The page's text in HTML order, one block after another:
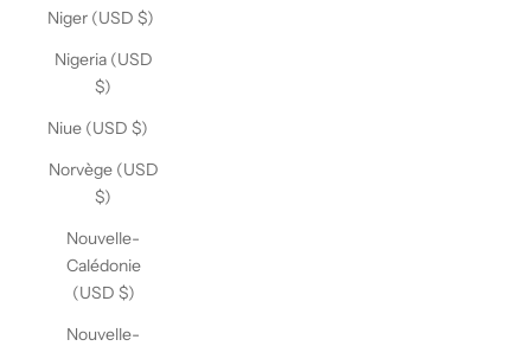
Niger (USD $)
Nigeria (USD
$)
Niue (USD $)
Norvège (USD
$)
Nouvelle-
Calédonie
(USD $)
Nouvelle-